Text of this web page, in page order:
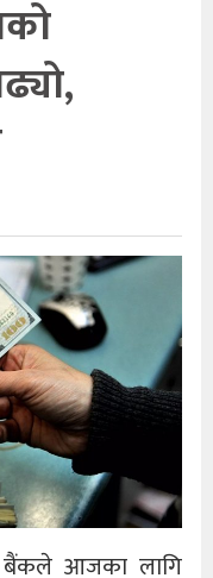
बैंकले आजका लागि